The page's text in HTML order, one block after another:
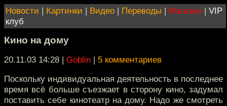
Новости | Картинки | Видео | Переводы | Магазин | VIP
клуб
Кино на дому
20.11.03 14:28 | Goblin | 5 комментариев
Поскольку индивидуальная деятельность в последнее
время всё больше съезжает в сторону кино, задумал
поставить себе кинотеатр на дому. Надо же смотреть